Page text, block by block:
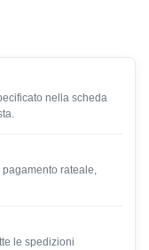
nella scheda
rateale,
le spedizioni